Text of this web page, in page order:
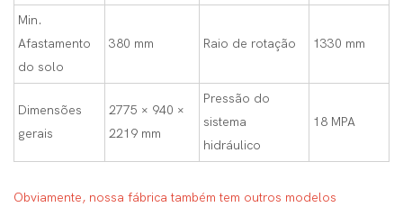
Min.
Afastamento
do solo
380 mm Raio de rotação 1330 mm
Dimensões
gerais
2775 × 940 ×
2219 mm
Pressão do
sistema
hidráulico
18 MPA
Obviamente, nossa fábrica também tem outros modelos